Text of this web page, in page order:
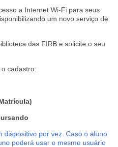
a Internet Wi-Fi para seus
um novo serviço de
das FIRB e solicite o seu
cadastro:
dispositivo por vez. Caso o aluno
poderá usar o mesmo usuário